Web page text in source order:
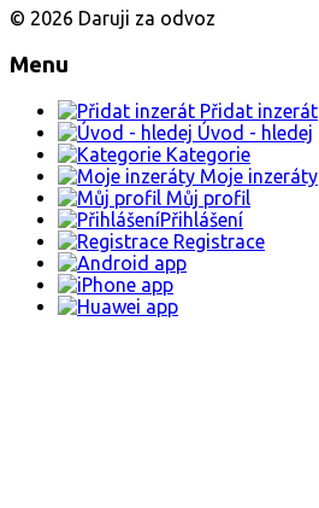
© 2026 Daruji za odvoz
Menu
Přidat inzerát
Úvod - hledej
Kategorie
Moje inzeráty
Můj profil
Přihlášení
Registrace